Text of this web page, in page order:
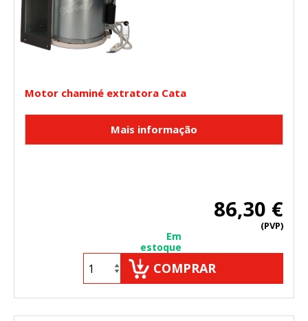
Motor chaminé extratora Cata
86,30 €
(PVP)
Em
estoque
COMPRAR